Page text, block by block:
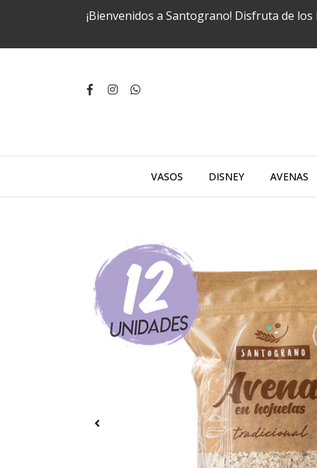
¡Bienvenidos a Santograno! Disfruta de
VASOS DISNEY AVENAS